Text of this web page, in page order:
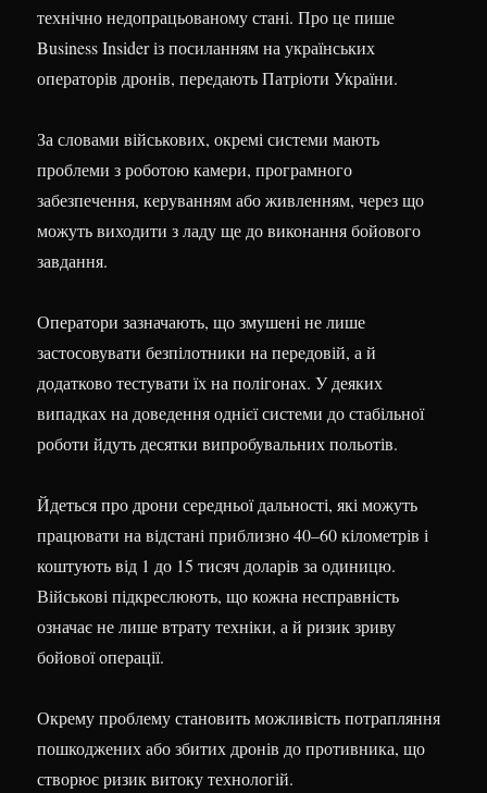
технічно недопрацьованому стані. Про це пише
Business Insider із посиланням на українських
операторів дронів, передають Патріоти України.
За словами військових, окремі системи мають
проблеми з роботою камери, програмного
забезпечення, керуванням або живленням, через що
можуть виходити з ладу ще до виконання бойового
завдання.
Оператори зазначають, що змушені не лише
застосовувати безпілотники на передовій, а й
додатково тестувати їх на полігонах. У деяких
випадках на доведення однієї системи до стабільної
роботи йдуть десятки випробувальних польотів.
Йдеться про дрони середньої дальності, які можуть
працювати на відстані приблизно 40–60 кілометрів і
коштують від 1 до 15 тисяч доларів за одиницю.
Військові підкреслюють, що кожна несправність
означає не лише втрату техніки, а й ризик зриву
бойової операції.
Окрему проблему становить можливість потрапляння
пошкоджених або збитих дронів до противника, що
створює ризик витоку технологій.